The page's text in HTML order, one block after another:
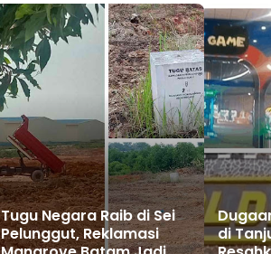
Tugu Negara Raib di Sei
Pelunggut, Reklamasi
di